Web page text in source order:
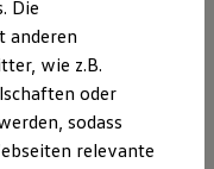
Privatkunden
Daten
dabei durch uns
im Folgenden
Die
anderen
wie z.B.
oder
sodass
relevante